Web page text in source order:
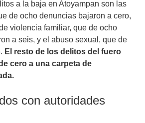
a la baja en Atoyampan son las
de ocho denuncias bajaron a cero,
violencia familiar, que de ocho
a seis, y el abuso sexual, que de
El resto de los delitos del fuero
cero a una carpeta de
con autoridades